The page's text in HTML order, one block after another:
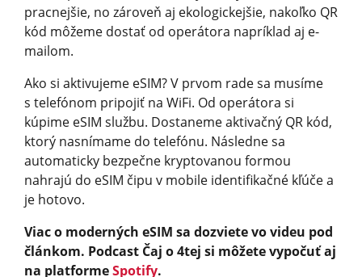
pracnejšie, no zároveň aj ekologickejšie, nakoľko QR
kód môžeme dostať od operátora napríklad aj e-
mailom.
Ako si aktivujeme eSIM? V prvom rade sa musíme
s telefónom pripojiť na WiFi. Od operátora si
kúpime eSIM službu. Dostaneme aktivačný QR kód,
ktorý nasnímame do telefónu. Následne sa
automaticky bezpečne kryptovanou formou
nahrajú do eSIM čipu v mobile identifikačné kľúče a
je hotovo.
Viac o moderných eSIM sa dozviete vo videu pod
článkom. Podcast Čaj o 4tej si môžete vypočuť aj
na platformeSpotify.